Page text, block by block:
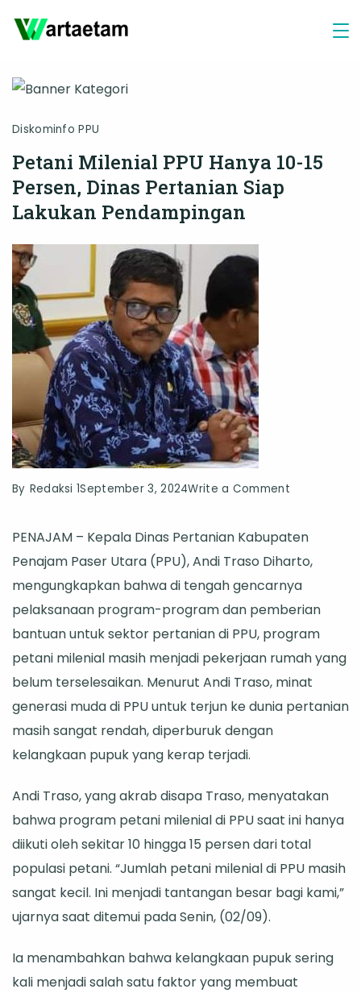
Diskominfo PPU
Petani Milenial PPU Hanya 10-15
Persen, Dinas Pertanian Siap
Lakukan Pendampingan
By Redaksi 1September 3, 2024Write a Commenton
Milenial
PPU
Hanya
10-
15
Persen,
Dinas
Pertanian
PENAJAM – Kepala Dinas Pertanian Kabupaten
Penajam Paser Utara (PPU), Andi Traso Diharto,
mengungkapkan bahwa di tengah gencarnya
pelaksanaan program-program dan pemberian
bantuan untuk sektor pertanian di PPU, program
petani milenial masih menjadi pekerjaan rumah yang
belum terselesaikan. Menurut Andi Traso, minat
generasi muda di PPU untuk terjun ke dunia pertanian
masih sangat rendah, diperburuk dengan
kelangkaan pupuk yang kerap terjadi.
Andi Traso, yang akrab disapa Traso, menyatakan
bahwa program petani milenial di PPU saat ini hanya
diikuti oleh sekitar 10 hingga 15 persen dari total
populasi petani. “Jumlah petani milenial di PPU masih
sangat kecil. Ini menjadi tantangan besar bagi kami,”
ujarnya saat ditemui pada Senin, (02/09).
Ia menambahkan bahwa kelangkaan pupuk sering
kali menjadi salah satu faktor yang membuat